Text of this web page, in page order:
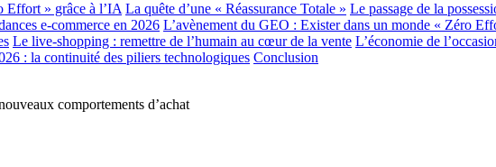
Effort » grâce à l’IA La quête d’une « Réassurance Totale » Le passage de la
e-commerce en 2026 L’avènement du GEO : Exister dans un monde « Zéro
Le live-shopping : remettre de l’humain au cœur de la vente L’économie de
: la continuité des piliers technologiques Conclusion
comportements d’achat